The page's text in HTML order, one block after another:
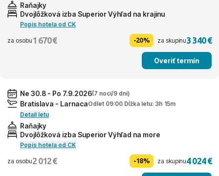
Raňajky
Dvojlôžková izba Superior Výhľad na krajinu
Popis hotela od CK
za osobu 1 670 € -20% za skupinu3 340 €
Overiť termín
Ne 30.8 - Po 7.9.2026(7 nocí/9 dní)
Bratislava - LarnacaOdlet 09:00 Dĺžka letu: 3h 15m
Detail letu
Raňajky
Dvojlôžková izba Superior Výhľad na more
Popis hotela od CK
za osobu2 012 € -18% za skupinu4 024 €